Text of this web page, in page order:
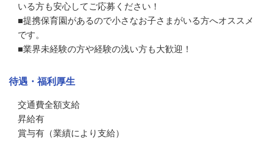
いる方も安心してご応募ください！
■提携保育園があるので小さなお子さまがいる方へオススメ
です。
■業界未経験の方や経験の浅い方も大歓迎！
待遇・福利厚生
交通費全額支給
昇給有
賞与有（業績により支給）